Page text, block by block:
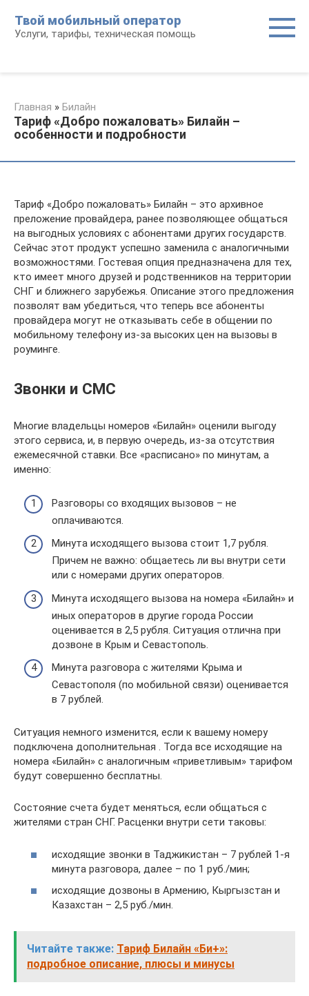
контенту
Твой мобильный оператор
Услуги, тарифы, техническая помощь
Главная » Билайн
Тариф «Добро пожаловать» Билайн –
особенности и подробности
Тариф «Добро пожаловать» Билайн – это архивное
преложение провайдера, ранее позволяющее общаться
на выгодных условиях с абонентами других государств.
Сейчас этот продукт успешно заменила с аналогичными
возможностями. Гостевая опция предназначена для тех,
кто имеет много друзей и родственников на территории
СНГ и ближнего зарубежья. Описание этого предложения
позволят вам убедиться, что теперь все абоненты
провайдера могут не отказывать себе в общении по
мобильному телефону из-за высоких цен на вызовы в
роуминге.
Звонки и СМС
Многие владельцы номеров «Билайн» оценили выгоду
этого сервиса, и, в первую очередь, из-за отсутствия
ежемесячной ставки. Все «расписано» по минутам, а
именно:
Разговоры со входящих вызовов – не
оплачиваются.
Минута исходящего вызова стоит 1,7 рубля.
Причем не важно: общаетесь ли вы внутри сети
или с номерами других операторов.
Минута исходящего вызова на номера «Билайн» и
иных операторов в другие города России
оценивается в 2,5 рубля. Ситуация отлична при
дозвоне в Крым и Севастополь.
Минута разговора с жителями Крыма и
Севастополя (по мобильной связи) оценивается
в 7 рублей.
Ситуация немного изменится, если к вашему номеру
подключена дополнительная . Тогда все исходящие на
номера «Билайн» с аналогичным «приветливым» тарифом
будут совершенно бесплатны.
Состояние счета будет меняться, если общаться с
жителями стран СНГ. Расценки внутри сети таковы:
исходящие звонки в Таджикистан – 7 рублей 1-я
минута разговора, далее – по 1 руб./мин;
исходящие дозвоны в Армению, Кыргызстан и
Казахстан – 2,5 руб./мин.
Читайте также: Тариф Билайн «Би+»:
подробное описание, плюсы и минусы